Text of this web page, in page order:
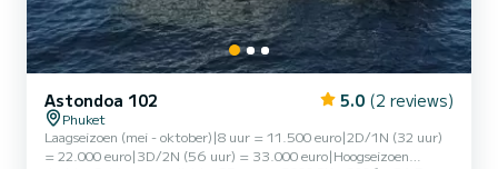
Astondoa 102 5.0 (2 reviews)
Phuket
Laagseizoen (mei - oktober)|8 uur = 11.500 euro|2D/1N (32 uur)
= 22.000 euro|3D/2N (56 uur) = 33.000 euro|Hoogseizoen